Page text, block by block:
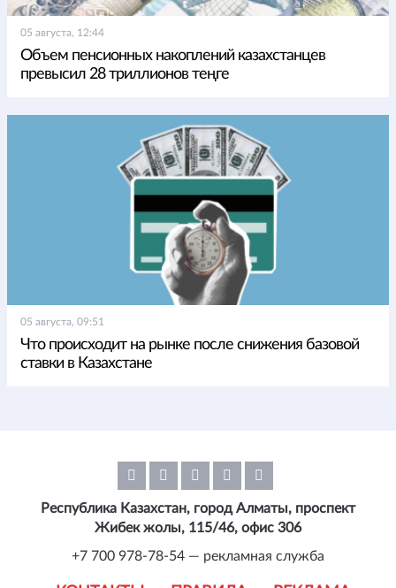
05 августа, 12:44
Объем пенсионных накоплений казахстанцев
превысил 28 триллионов теңге
05 августа, 09:51
Что происходит на рынке после снижения базовой
ставки в Казахстане
Республика Казахстан, город Алматы, проспект
Жибек жолы, 115/46, офис 306
+7 700 978-78-54 — рекламная служба